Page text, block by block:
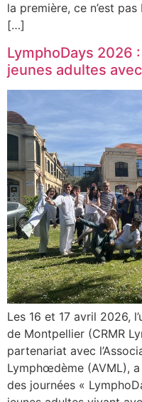
la première, ce n’est
[…]
LymphoDays 2026
jeunes adultes
Les 16 et 17 avril 2026,
de Montpellier (CRMR
partenariat avec
Lymphœdème (AVML),
des journées «